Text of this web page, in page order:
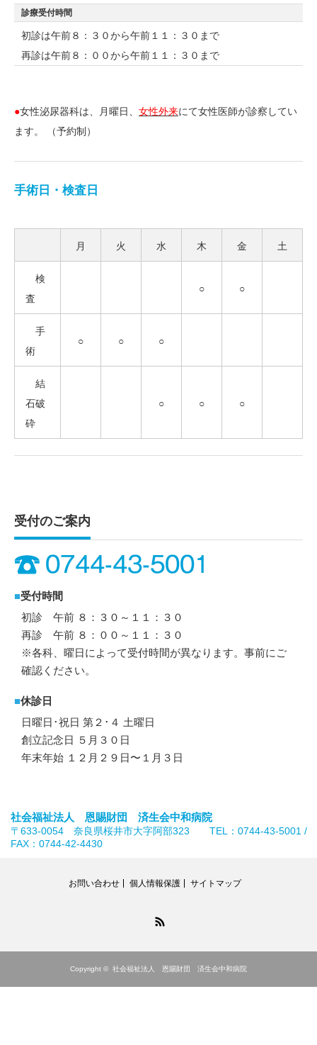
診療受付時間
初診は午前８：３０から午前１１：３０まで
再診は午前８：００から午前１１：３０まで
●女性泌尿器科は、月曜日、 女性外来にて女性医師が診察してい
ます。 （予約制）
手術日・検査日
月 火 水 木 金 土
検
査
○ ○
手
術
○ ○ ○
結
石破
砕
○ ○ ○
受付のご案内
■受付時間
初診 午前 ８：３０～１１：３０
再診 午前 ８：００～１１：３０
※各科、曜日によって受付時間が異なります。事前にご
確認ください。
■休診日
日曜日･祝日 第２･４ 土曜日
創立記念日 ５月３０日
年末年始 １２月２９日〜１月３日
社会福祉法人 恩賜財団 済生会中和病院
〒633-0054 奈良県桜井市大字阿部323 TEL：0744-43-5001 /
FAX：0744-42-4430
お問い合わせ 個人情報保護 サイトマップ
Copyright © 社会福祉法人 恩賜財団 済生会中和病院